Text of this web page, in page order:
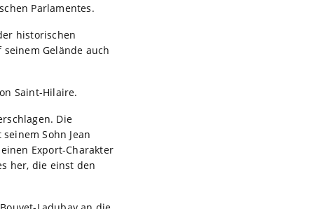
Parlamentes.
historischen
Gelände auch
Saint-Hilaire.
Die
Sohn Jean
Export-Charakter
her, die einst den